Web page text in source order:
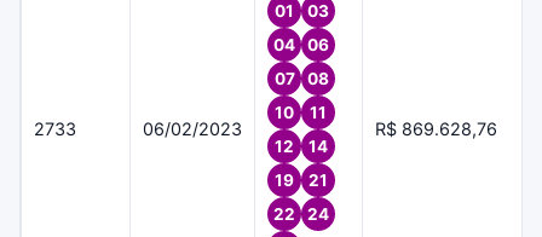
2733 06/02/2023
01
03
04
06
07
08
10
11
12
14
19
21
22
24
R$ 869.628,76